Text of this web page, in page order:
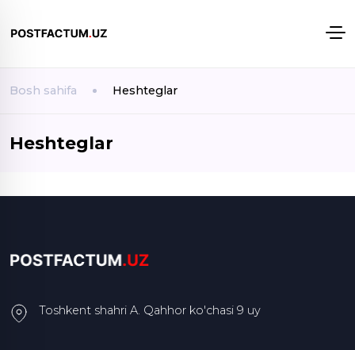
Bosh sahifa Heshteglar
Heshteglar
Toshkent shahri A. Qahhor ko'chasi 9 uy